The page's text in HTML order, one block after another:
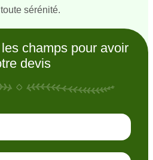
sérénité.
champs pour avoir
devis